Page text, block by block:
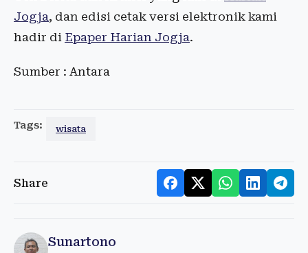
Jogja, dan edisi cetak versi elektronik kami
hadir di Epaper Harian Jogja.
Sumber : Antara
Tags: wisata
Share
Sunartono